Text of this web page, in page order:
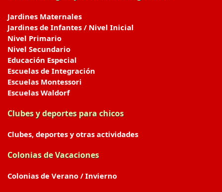
Jardines Maternales
Jardines de Infantes / Nivel Inicial
Nivel Primario
Nivel Secundario
Educación Especial
Escuelas de Integración
Escuelas Montessori
Escuelas Waldorf
Clubes y deportes para chicos
Clubes, deportes y otras actividades
Colonias de Vacaciones
Colonias de Verano / Invierno